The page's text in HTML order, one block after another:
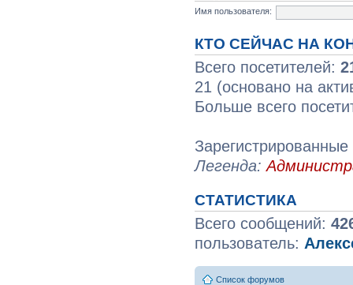
Имя пользователя:
КТО СЕЙЧАС НА
Всего посетителей:
21 (основано на
Больше всего
Легенда:
СТАТИСТИКА
Всего сообщений:
пользователь:
Список форумов